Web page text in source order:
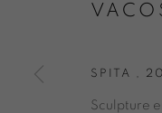
BOUTIQUE
SPITA ,
Sculpture